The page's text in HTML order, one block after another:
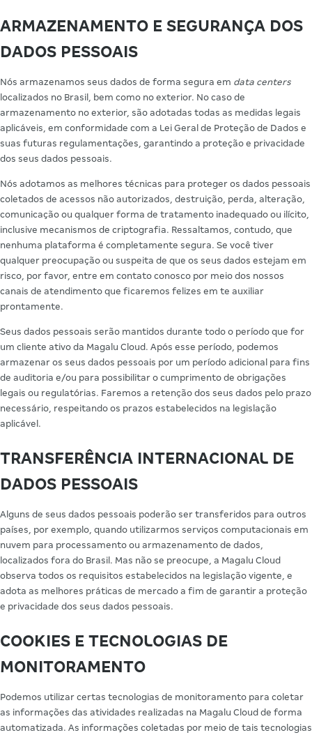
ARMAZENAMENTO E SEGURANÇA DOS
DADOS PESSOAIS
Nós armazenamos seus dados de forma segura em data centers
localizados no Brasil, bem como no exterior. No caso de
armazenamento no exterior, são adotadas todas as medidas legais
aplicáveis, em conformidade com a Lei Geral de Proteção de Dados e
suas futuras regulamentações, garantindo a proteção e privacidade
dos seus dados pessoais.
Nós adotamos as melhores técnicas para proteger os dados pessoais
coletados de acessos não autorizados, destruição, perda, alteração,
comunicação ou qualquer forma de tratamento inadequado ou ilícito,
inclusive mecanismos de criptografia. Ressaltamos, contudo, que
nenhuma plataforma é completamente segura. Se você tiver
qualquer preocupação ou suspeita de que os seus dados estejam em
risco, por favor, entre em contato conosco por meio dos nossos
canais de atendimento que ficaremos felizes em te auxiliar
prontamente.
Seus dados pessoais serão mantidos durante todo o período que for
um cliente ativo da Magalu Cloud. Após esse período, podemos
armazenar os seus dados pessoais por um período adicional para fins
de auditoria e/ou para possibilitar o cumprimento de obrigações
legais ou regulatórias. Faremos a retenção dos seus dados pelo prazo
necessário, respeitando os prazos estabelecidos na legislação
aplicável.
TRANSFERÊNCIA INTERNACIONAL DE
DADOS PESSOAIS
Alguns de seus dados pessoais poderão ser transferidos para outros
países, por exemplo, quando utilizarmos serviços computacionais em
nuvem para processamento ou armazenamento de dados,
localizados fora do Brasil. Mas não se preocupe, a Magalu Cloud
observa todos os requisitos estabelecidos na legislação vigente, e
adota as melhores práticas de mercado a fim de garantir a proteção
e privacidade dos seus dados pessoais.
COOKIES E TECNOLOGIAS DE
MONITORAMENTO
Podemos utilizar certas tecnologias de monitoramento para coletar
as informações das atividades realizadas na Magalu Cloud de forma
automatizada. As informações coletadas por meio de tais tecnologias